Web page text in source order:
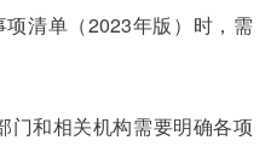
清单（2023年版）时，需
门和相关机构需要明确各项